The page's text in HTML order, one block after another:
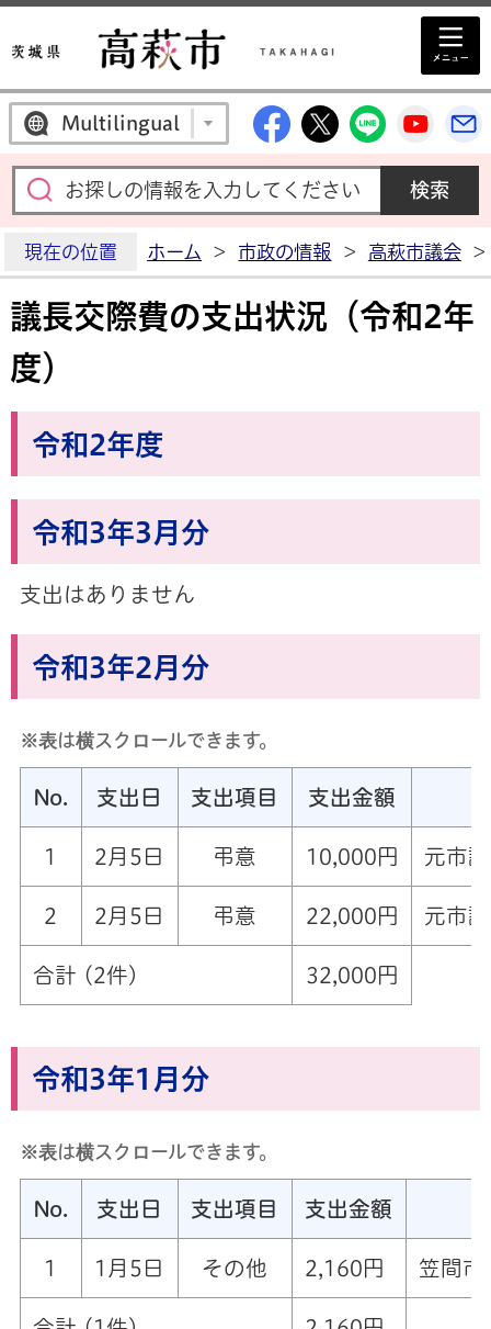
Multilingual 高萩市公式
高萩市公式X
高萩市
高
現在の位置 ホーム > 市政の情報 > 高萩市議会 >
議長交際費の支出状況（令和2年
度）
令和2年度
令和3年3月分
支出はありません
令和3年2月分
※表は横スクロールできます。
No. 支出日 支出項目 支出金額
1 2月5日 弔意 10,000円 元市
2 2月5日 弔意 22,000円 元市
合計 (2件) 32,000円
令和3年1月分
※表は横スクロールできます。
No. 支出日 支出項目 支出金額
1 1月5日 その他 2,160円 笠間市